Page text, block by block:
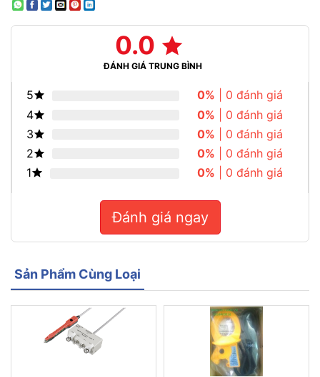
0.0
ĐÁNH GIÁ TRUNG BÌNH
5 0% | 0 đánh giá
4
0% | 0 đánh giá
3
0% | 0 đánh giá
2
0% | 0 đánh giá
1
0% | 0 đánh giá
Đánh giá ngay
Sản Phẩm Cùng Loại